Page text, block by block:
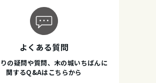
よくある質問
の疑問や質問、木の城いちばんに
関するQ&Aはこちらから